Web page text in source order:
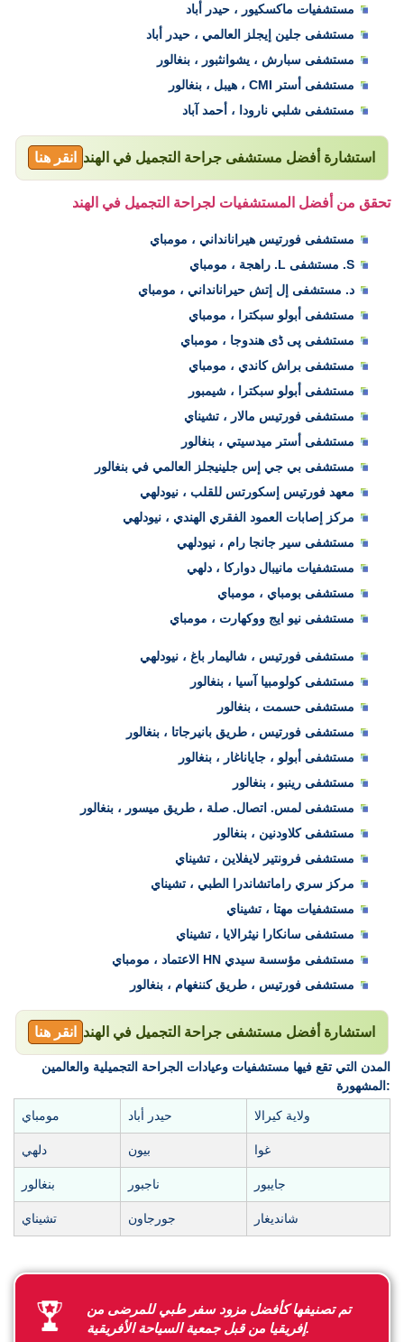
مستشفيات ماكسكيور ، حيدر أباد
مستشفى جلين إيجلز العالمي ، حيدر أباد
مستشفى سبارش ، يشوانثبور ، بنغالور
مستشفى أستر CMI ، هيبل ، بنغالور
مستشفى شلبي نارودا ، أحمد آباد
استشارة أفضل مستشفى جراحة التجميل في الهند انقر هنا
تحقق من أفضل المستشفيات لجراحة التجميل في الهند
مستشفى فورتيس هيرانانداني ، مومباي
S. مستشفى L. راهجة ، مومباي
د. مستشفى إل إتش حيرانانداني ، مومباي
مستشفى أبولو سبكترا ، مومباي
مستشفى پی ڈی هندوجا ، مومباي
مستشفى براش كاندي ، مومباي
مستشفى أبولو سبكترا ، شيمبور
مستشفى فورتيس مالار ، تشيناي
مستشفى أستر ميدسيتي ، بنغالور
مستشفى بي جي إس جلينيجلز العالمي في بنغالور
معهد فورتيس إسكورتس للقلب ، نيودلهي
مركز إصابات العمود الفقري الهندي ، نيودلهي
مستشفى سير جانجا رام ، نيودلهي
مستشفيات مانيبال دواركا ، دلهي
مستشفى بومباي ، مومباي
مستشفى نيو ايج ووكهارت ، مومباي
مستشفى فورتيس ، شاليمار باغ ، نيودلهي
مستشفى كولومبيا آسيا ، بنغالور
مستشفى حسمت ، بنغالور
مستشفى فورتيس ، طريق بانيرجاتا ، بنغالور
مستشفى أبولو ، جاياناغار ، بنغالور
مستشفى رينبو ، بنغالور
مستشفى لمس. اتصال. صلة ، طريق ميسور ، بنغالور
مستشفى كلاودنين ، بنغالور
مستشفى فرونتير لايفلاين ، تشيناي
مركز سري راماتشاندرا الطبي ، تشيناي
مستشفيات مهتا ، تشيناي
مستشفى سانكارا نيثرالايا ، تشيناي
مستشفى مؤسسة سيدي HN الاعتماد ، مومباي
مستشفى فورتيس ، طريق كننغهام ، بنغالور
استشارة أفضل مستشفى جراحة التجميل في الهند انقر هنا
المدن التي تقع فيها مستشفيات وعيادات الجراحة التجميلية والعالمين
المشهورة:
مومباي حيدر أباد ولاية كيرالا
دلهي بيون غوا
بنغالور ناجبور جايبور
تشيناي جورجاون شانديغار
تم تصنيفها كأفضل مزود سفر طبي للمرضى من
إفريقيا من قبل جمعية السياحة الأفريقية.